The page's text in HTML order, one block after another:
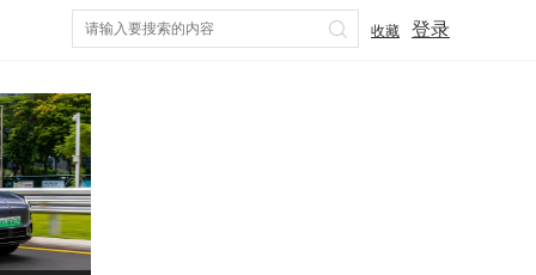
收藏 登录